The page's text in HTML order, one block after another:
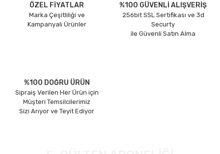
ÖZEL FİYATLAR
Marka Çeşitliliği ve
Kampanyalı Ürünler
%100 GÜVENLİ ALIŞVERİŞ
256bit SSL Sertifikası ve 3d
Securty
ile Güvenli Satın Alma
%100 DOĞRU ÜRÜN
Sipraiş Verilen Her Ürün için
Müşteri Temsilcilerimiz
Sizi Arıyor ve Teyit Ediyor